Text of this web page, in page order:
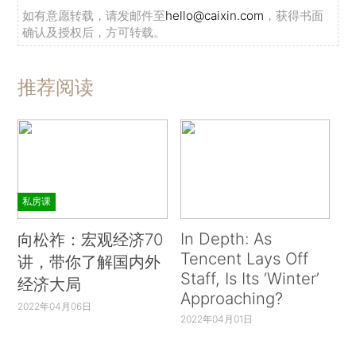
如有意愿转载，请发邮件至hello@caixin.com ，获得书面
确认及授权后，方可转载。
推荐阅读
私房课
向松祚：宏观经济70
讲，带你了解国内外
经济大局
2022年04月06日
In Depth: As
Tencent Lays Off
Staff, Is Its ‘Winter’
Approaching?
2022年04月01日